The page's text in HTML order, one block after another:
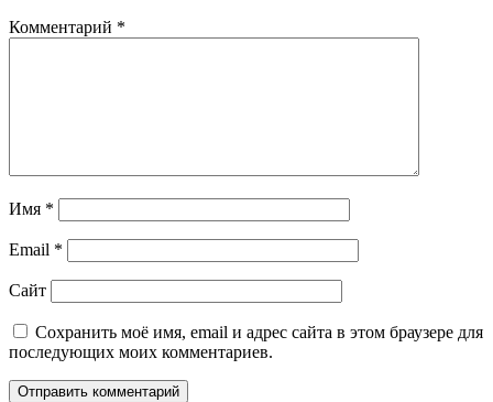
Комментарий *
Имя *
Email *
Сайт
Сохранить моё имя, email и адрес сайта в этом браузере для
последующих моих комментариев.